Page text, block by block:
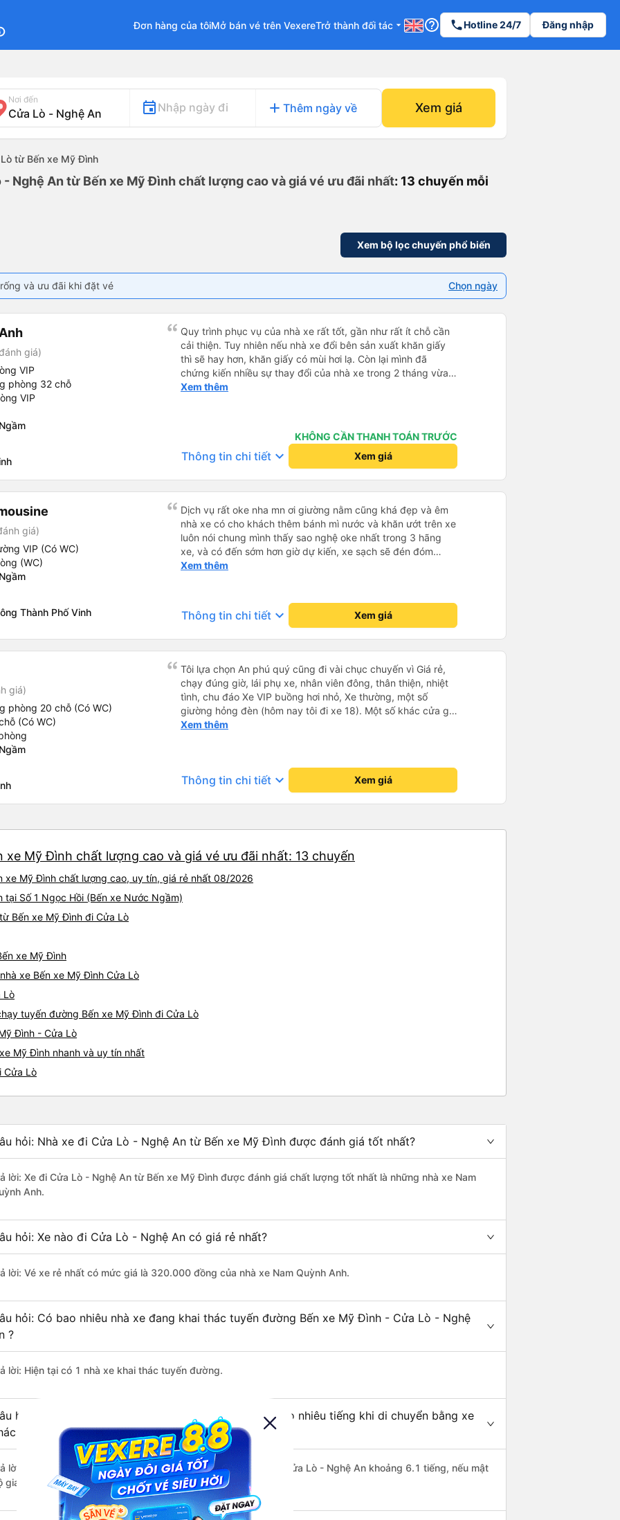
Đơn hàng của tôiMở bán vé trên VexereTrở thành đối tác arrow_drop_down help_outline phoneHotline 24/7 Đăng nhập
Nơi đến
Nhập ngày đi add Thêm ngày về Xem giá
từ Bến xe Mỹ Đình
Nghệ An từ Bến xe Mỹ Đình chất lượng cao và giá vé ưu đãi nhất: 13 chuyến mỗi
Xem bộ lọc chuyến phổ biến
và ưu đãi khi đặt vé Chọn ngày
giá)
VIP
phòng 32 chỗ
VIP
Quy trình phục vụ của nhà xe rất tốt, gần như rất ít chỗ cần
cải thiện. Tuy nhiên nếu nhà xe đổi bên sản xuất khăn giấy
thì sẽ hay hơn, khăn giấy có mùi hơi lạ. Còn lại mình đã
chứng kiến nhiều sự thay đổi của nhà xe trong 2 tháng vừa
rồi: tài xế và phụ xe ngày càng thân thiện, quy trình phục vụ
Xem thêm
KHÔNG CẦN THANH TOÁN TRƯỚC
Thông tin chi tiết keyboard_arrow_down Xem giá
giá)
VIP (Có WC)
(WC)
Thành Phố Vinh
Dịch vụ rất oke nha mn ơi giường nằm cũng khá đẹp và êm
nhà xe có cho khách thêm bánh mì nước và khăn ướt trên xe
luôn nói chung mình thấy sao nghệ oke nhất trong 3 hãng
xe, và có đến sớm hơn giờ dự kiến, xe sạch sẽ đén đóm
cũng đẹp kk nói chung ấn tượng tốt về nhà xe
Xem thêm
Thông tin chi tiết keyboard_arrow_down Xem giá
giá)
phòng 20 chỗ (Có WC)
(Có WC)
Tôi lựa chọn An phú quý cũng đi vài chục chuyến vì Giá rẻ,
chạy đúng giờ, lái phụ xe, nhân viên đông, thân thiện, nhiệt
tình, chu đáo Xe VIP buồng hơi nhỏ, Xe thường, một số
giường hỏng đèn (hôm nay tôi đi xe 18). Một số khác cửa gió
điều hoà (cửa cuộn) nút kẹt, khá lạnh. Tuy nhiên, về lâu dài
Xem thêm
Thông tin chi tiết keyboard_arrow_down Xem giá
Mỹ Đình chất lượng cao và giá vé ưu đãi nhất: 13 chuyến
xe Mỹ Đình chất lượng cao, uy tín, giá rẻ nhất 08/2026
tại Số 1 Ngọc Hồi (Bến xe Nước Ngầm)
Bến xe Mỹ Đình đi Cửa Lò
xe Mỹ Đình
xe Bến xe Mỹ Đình Cửa Lò
Lò
tuyến đường Bến xe Mỹ Đình đi Cửa Lò
Đình - Cửa Lò
Mỹ Đình nhanh và uy tín nhất
Cửa Lò
hỏi: Nhà xe đi Cửa Lò - Nghệ An từ Bến xe Mỹ Đình được đánh giá tốt nhất?
lời: Xe đi Cửa Lò - Nghệ An từ Bến xe Mỹ Đình được đánh giá chất lượng tốt nhất là những nhà xe Nam
Anh.
hỏi: Xe nào đi Cửa Lò - Nghệ An có giá rẻ nhất?
lời: Vé xe rẻ nhất có mức giá là 320.000 đồng của nhà xe Nam Quỳnh Anh.
hỏi: Có bao nhiêu nhà xe đang khai thác tuyến đường Bến xe Mỹ Đình - Cửa Lò - Nghệ
?
lời: Hiện tại có 1 nhà xe khai thác tuyến đường.
hỏi: Từ Bến xe Mỹ Đình đi Cửa Lò - Nghệ An mất bao nhiêu tiếng khi di chuyển bằng xe
lời: Thời gian di chuyển bằng xe khách từ Bến xe Mỹ Đình đi Cửa Lò - Nghệ An khoảng 6.1 tiếng, nếu mật
giao thông thuận lợi.